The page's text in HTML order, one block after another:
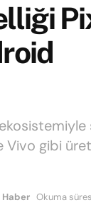
Vivo gibi
Haber Okuma